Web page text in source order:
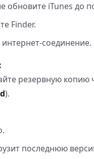
обновите iTunes до
Finder.
соединение.
резервную копию
).
последнюю